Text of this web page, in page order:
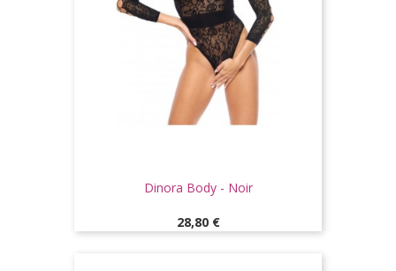
Dinora Body - Noir
Prix
28,80 €